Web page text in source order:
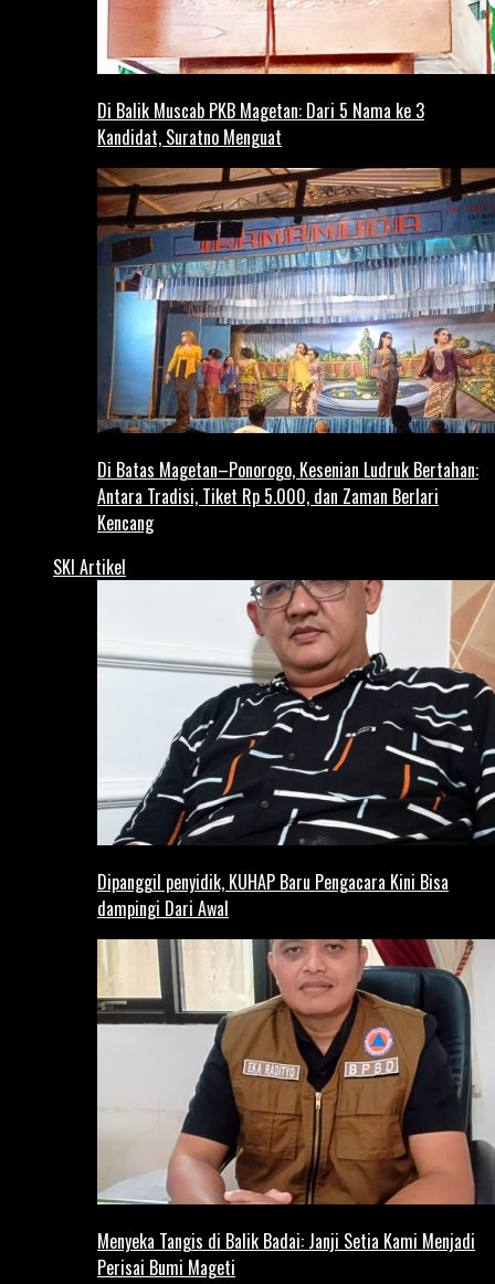
Di Balik Muscab PKB Magetan: Dari 5 Nama ke 3
Kandidat, Suratno Menguat
Di Batas Magetan–Ponorogo, Kesenian Ludruk Bertahan:
Antara Tradisi, Tiket Rp 5.000, dan Zaman Berlari
Kencang
SKI Artikel
Dipanggil penyidik, KUHAP Baru Pengacara Kini Bisa
dampingi Dari Awal
Menyeka Tangis di Balik Badai: Janji Setia Kami Menjadi
Perisai Bumi Mageti